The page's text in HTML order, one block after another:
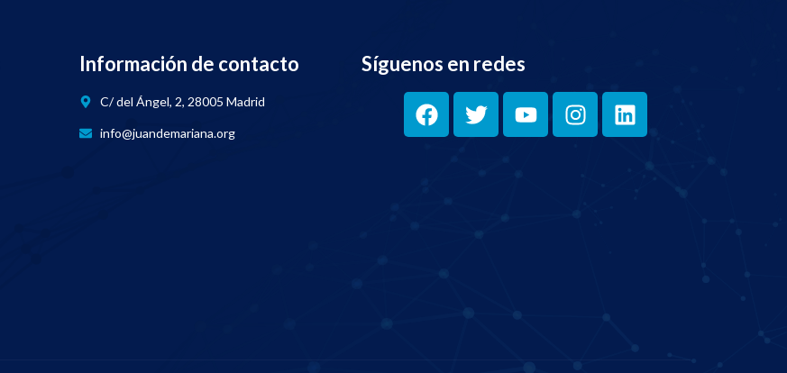
Información de contacto
C/ del Ángel, 2, 28005 Madrid
info@juandemariana.org
Síguenos en redes